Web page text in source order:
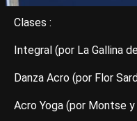
Clases :
Integral (por La Gallina
Danza Acro (por Flor
Acro Yoga (por Montse